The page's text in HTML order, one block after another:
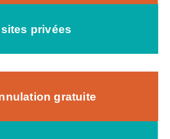
privées
gratuite